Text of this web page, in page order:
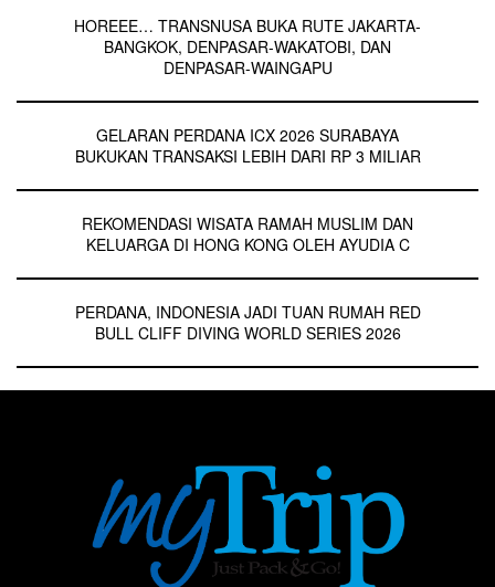
HOREEE… TRANSNUSA BUKA RUTE JAKARTA-
BANGKOK, DENPASAR-WAKATOBI, DAN
DENPASAR-WAINGAPU
GELARAN PERDANA ICX 2026 SURABAYA
BUKUKAN TRANSAKSI LEBIH DARI RP 3 MILIAR
REKOMENDASI WISATA RAMAH MUSLIM DAN
KELUARGA DI HONG KONG OLEH AYUDIA C
PERDANA, INDONESIA JADI TUAN RUMAH RED
BULL CLIFF DIVING WORLD SERIES 2026